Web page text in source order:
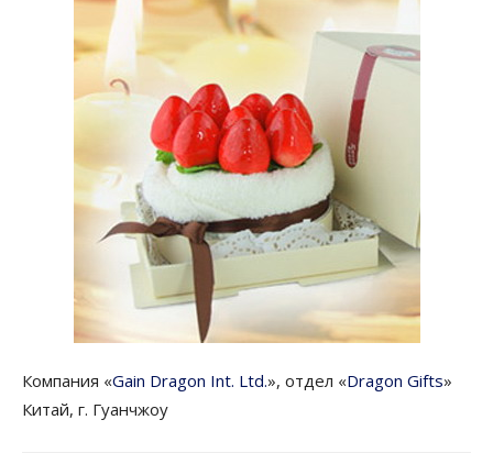
Компания «Gain Dragon Int. Ltd.», отдел «Dragon Gifts»
Китай, г. Гуанчжоу